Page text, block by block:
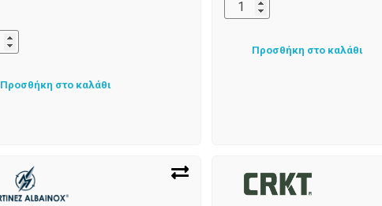
Προσθήκη στο καλάθι
Προσθήκη στο καλάθι